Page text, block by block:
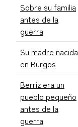
Sobre su familia
antes de la
guerra
Su madre nacida
en Burgos
Berriz era un
pueblo pequeño
antes de la
guerra